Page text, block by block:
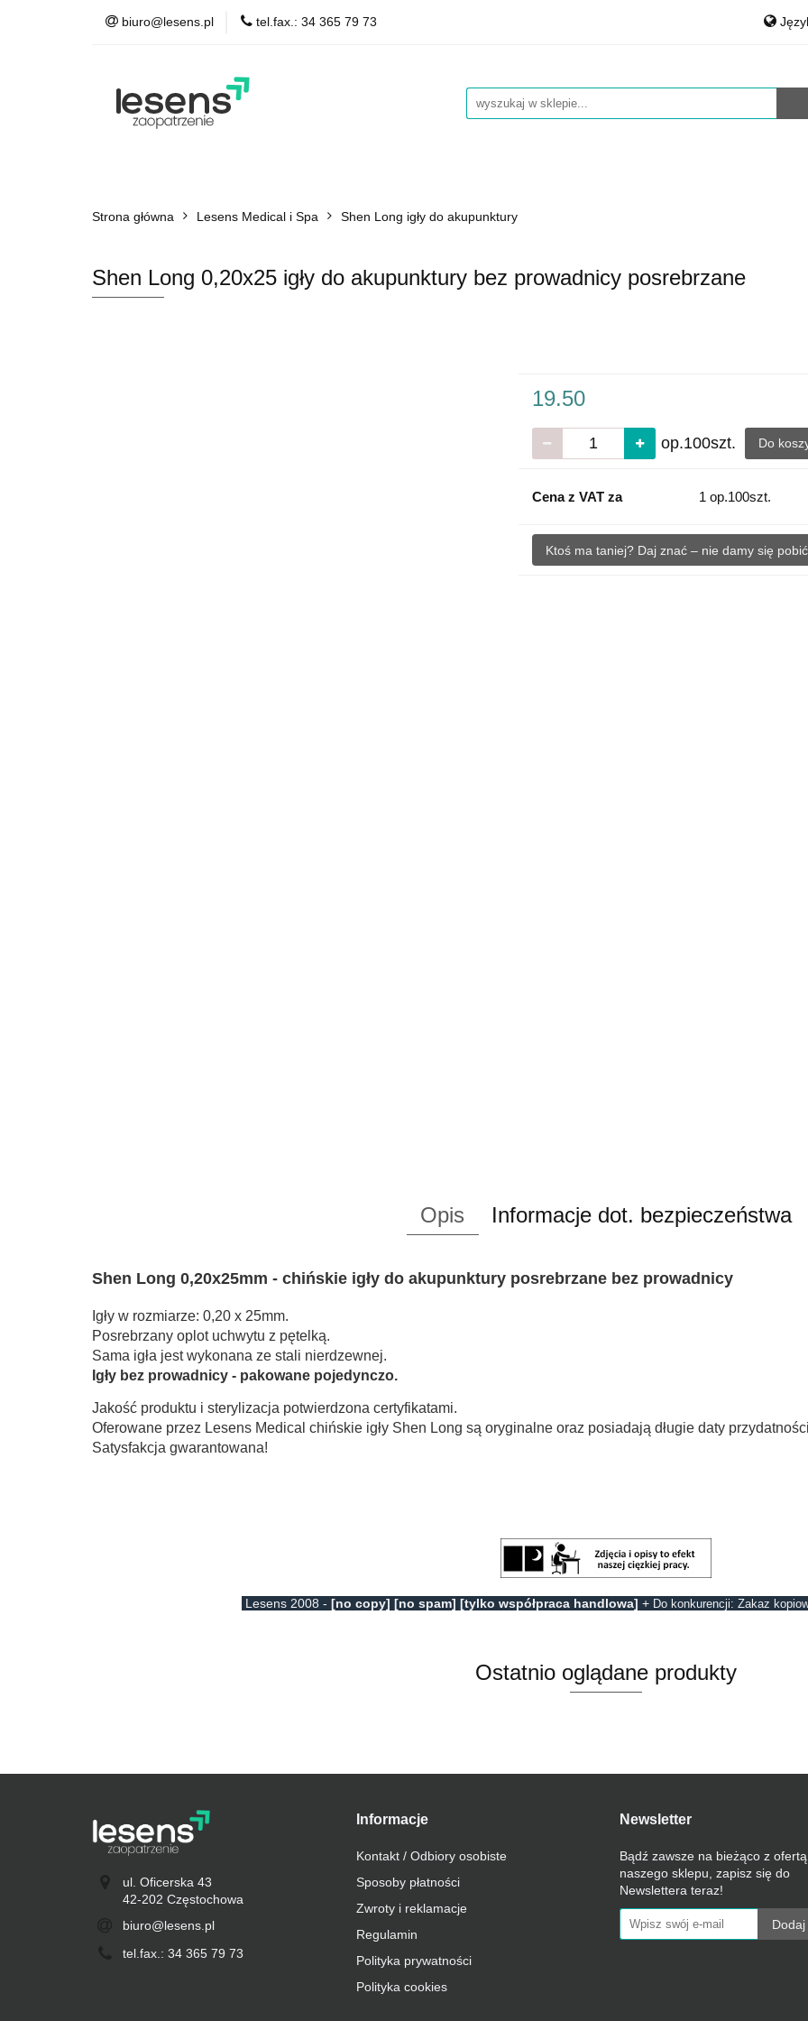
biuro@lesens.pl tel.fax.: 34 365 79 73
Łożyska, smary
TattooPassion & Beauty Materiały
Strona główna Lesens Medical i Spa Shen Long igły do akupunktury
Shen Long 0,20x25 igły do akupunktury bez prowadnicy posrebrzane
19.50
op.100szt. Do
Cena z VAT za 1 op.100szt.
Ktoś ma taniej? Daj znać – nie damy się
Opis Informacje dot. bezpieczeństwa
Shen Long 0,20x25mm - chińskie igły do akupunktury posrebrzane bez prowadnicy
Igły w rozmiarze: 0,20 x 25mm.
Posrebrzany oplot uchwytu z pętelką.
Sama igła jest wykonana ze stali nierdzewnej.
Igły bez prowadnicy - pakowane pojedynczo.
Jakość produktu i sterylizacja potwierdzona certyfikatami.
Oferowane przez Lesens Medical chińskie igły Shen Long są oryginalne oraz posiadają długie daty
Satysfakcja gwarantowana!
Lesens 2008 - [no copy] [no spam] [tylko współpraca handlowa] + Do konkurencji: Zakaz
Ostatnio oglądane produkty
ul. Oficerska 43
42-202 Częstochowa
biuro@lesens.pl
tel.fax.: 34 365 79 73
Informacje
Kontakt / Odbiory osobiste
Sposoby płatności
Zwroty i reklamacje
Regulamin
Polityka prywatności
Polityka cookies
Newsletter
Bądź zawsze na bieżąco z ofertą
naszego sklepu, zapisz się do
Newslettera teraz!